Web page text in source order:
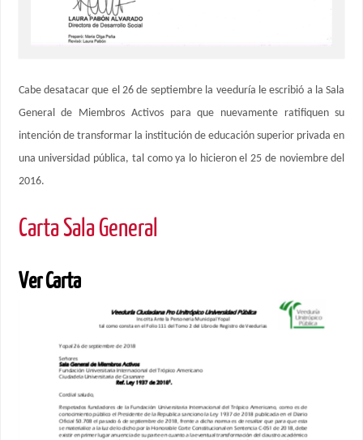
Cabe desatacar que el 26 de septiembre la veeduría le escribió a la Sala
General de Miembros Activos para que nuevamente ratifiquen su
intención de transformar la institución de educación superior privada en
una universidad pública, tal como ya lo hicieron el 25 de noviembre del
2016.
Carta Sala General
Ver Carta